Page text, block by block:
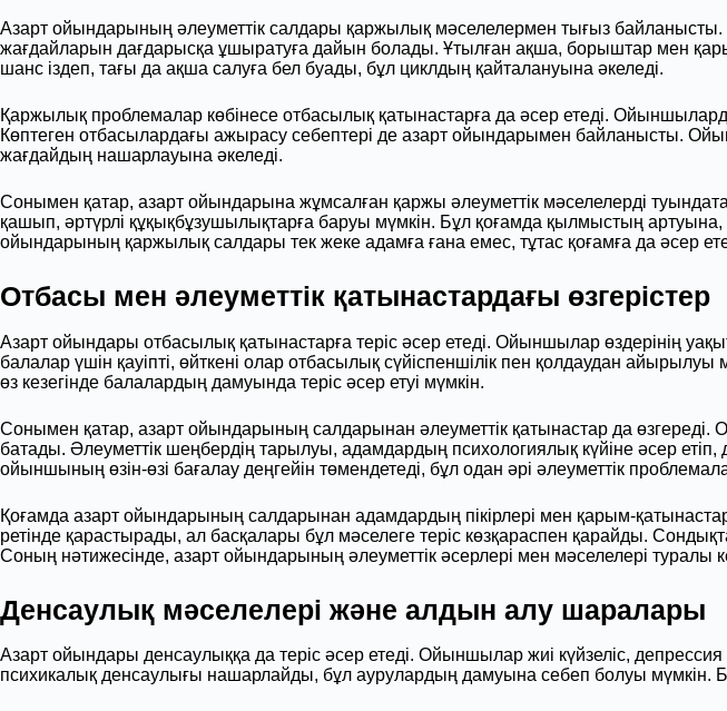
Азарт ойындарының әлеуметтік салдары қаржылық мәселелермен тығыз
жағдайларын дағдарысқа ұшыратуға дайын болады. Ұтылған ақша, борыштар мен
шанс іздеп, тағы да ақша салуға бел буады, бұл циклдың қайталануына әкеледі.
Қаржылық проблемалар көбінесе отбасылық қатынастарға да әсер етеді.
Көптеген отбасылардағы ажырасу себептері де азарт ойындарымен байланысты.
жағдайдың нашарлауына әкеледі.
Сонымен қатар, азарт ойындарына жұмсалған қаржы әлеуметтік мәселелерді
қашып, әртүрлі құқықбұзушылықтарға баруы мүмкін. Бұл қоғамда қылмыстың
ойындарының қаржылық салдары тек жеке адамға ғана емес, тұтас қоғамға да әсер
Отбасы мен әлеуметтік қатынастардағы өзгерістер
Азарт ойындары отбасылық қатынастарға теріс әсер етеді. Ойыншылар өздерінің
балалар үшін қауіпті, өйткені олар отбасылық сүйіспеншілік пен қолдаудан
өз кезегінде балалардың дамуында теріс әсер етуі мүмкін.
Сонымен қатар, азарт ойындарының салдарынан әлеуметтік қатынастар да
батады. Әлеуметтік шеңбердің тарылуы, адамдардың психологиялық күйіне әсер
ойыншының өзін-өзі бағалау деңгейін төмендетеді, бұл одан әрі әлеуметтік
Қоғамда азарт ойындарының салдарынан адамдардың пікірлері мен қарым-
ретінде қарастырады, ал басқалары бұл мәселеге теріс көзқараспен қарайды.
Соның нәтижесінде, азарт ойындарының әлеуметтік әсерлері мен мәселелері туралы
Денсаулық мәселелері және алдын алу шаралары
Азарт ойындары денсаулыққа да теріс әсер етеді. Ойыншылар жиі күйзеліс,
психикалық денсаулығы нашарлайды, бұл аурулардың дамуына себеп болуы мүмкін.